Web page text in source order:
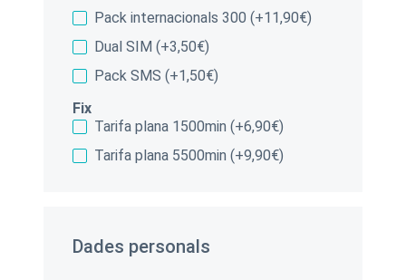
Pack internacionals 300 (+11,90€)
Dual SIM (+3,50€)
Pack SMS (+1,50€)
Fix
Tarifa plana 1500min (+6,90€)
Tarifa plana 5500min (+9,90€)
Dades personals